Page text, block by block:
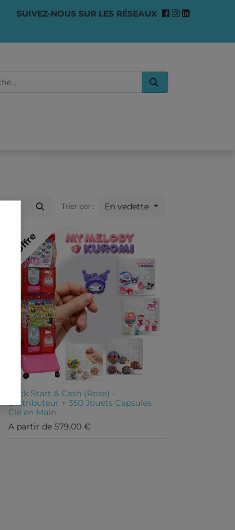
SUIVEZ-NOUS SUR LES RÉSEAUX
Trier par : En vedette
Offre
Pack Start & Cash (Rose) -
Distributeur + 350 Jouets Capsules
Clé en Main
A partir de 579,00 €